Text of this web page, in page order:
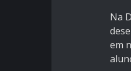
Na
em